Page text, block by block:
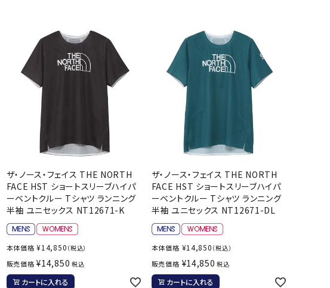
ザ・ノース・フェイス THE NORTH
FACE HST ショートスリーブハイパ
ーベントクルー Tシャツ ランニング
半袖 ユニセックス NT12671-K
本体価格 ¥14,850 （税込）
販売価格 ¥14,850 税込
カートに入れる
ザ・ノース・フェイス THE NORTH
FACE HST ショートスリーブハイパ
ーベントクルー Tシャツ ランニング
半袖 ユニセックス NT12671-DL
本体価格 ¥14,850 （税込）
販売価格 ¥14,850 税込
カートに入れる